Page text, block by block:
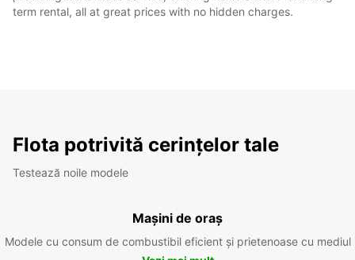
term rental, all at great prices with no hidden charges.
Flota potrivită cerințelor tale
Testează noile modele
Mașini de oraș
Modele cu consum de combustibil eficient și prietenoase cu mediul